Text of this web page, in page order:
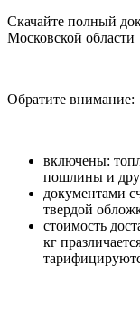
Скачайте полный
Московской области
Обратите внимание:
включены:
пошлины и
документами
твердой
стоимость
кг